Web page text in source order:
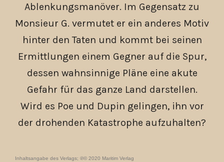
Ablenkungsmanöver. Im Gegensatz zu
Monsieur G. vermutet er ein anderes Motiv
hinter den Taten und kommt bei seinen
Ermittlungen einem Gegner auf die Spur,
dessen wahnsinnige Pläne eine akute
Gefahr für das ganze Land darstellen.
Wird es Poe und Dupin gelingen, ihn vor
der drohenden Katastrophe aufzuhalten?
Inhaltsangabe des Verlags; ℗© 2020 Maritim Verlag